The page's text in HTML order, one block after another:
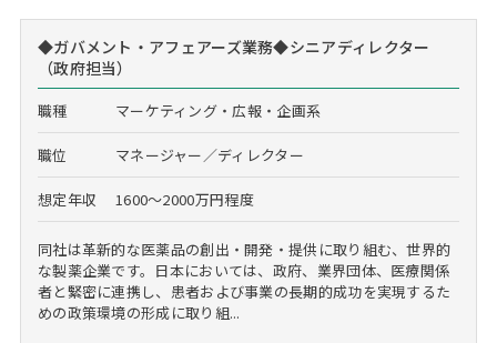
◆ガバメント・アフェアーズ業務◆シニアディレクター
（政府担当）
職種 マーケティング・広報・企画系
職位 マネージャー／ディレクター
想定年収 1600～2000万円程度
同社は革新的な医薬品の創出・開発・提供に取り組む、世界的
な製薬企業です。日本においては、政府、業界団体、医療関係
者と緊密に連携し、患者および事業の長期的成功を実現するた
めの政策環境の形成に取り組...